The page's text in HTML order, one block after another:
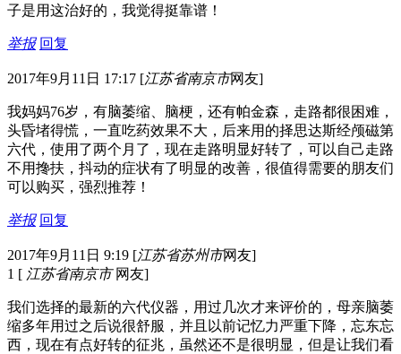
子是用这治好的，我觉得挺靠谱！
举报 回复
2017年9月11日 17:17 [江苏省南京市网友]
我妈妈76岁，有脑萎缩、脑梗，还有帕金森，走路都很困难，
头昏堵得慌，一直吃药效果不大，后来用的择思达斯经颅磁第
六代，使用了两个月了，现在走路明显好转了，可以自己走路
不用搀扶，抖动的症状有了明显的改善，很值得需要的朋友们
可以购买，强烈推荐！
举报 回复
2017年9月11日 9:19 [江苏省苏州市网友]
1 [ 江苏省南京市 网友]
我们选择的最新的六代仪器，用过几次才来评价的，母亲脑萎
缩多年用过之后说很舒服，并且以前记忆力严重下降，忘东忘
西，现在有点好转的征兆，虽然还不是很明显，但是让我们看